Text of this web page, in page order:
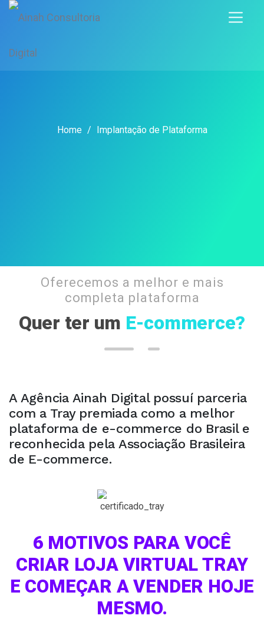
Home / Implantação de Plataforma
Oferecemos a melhor e mais
completa plataforma
Quer ter um E-commerce?
A Agência Ainah Digital possuí parceria
com a Tray premiada como a melhor
plataforma de e-commerce do Brasil e
reconhecida pela Associação Brasileira
de E-commerce.
6 MOTIVOS PARA VOCÊ
CRIAR LOJA VIRTUAL TRAY
E COMEÇAR A VENDER HOJE
MESMO.